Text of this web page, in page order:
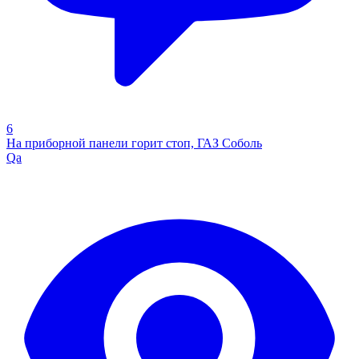
6
На приборной панели горит стоп, ГАЗ Соболь
Qa